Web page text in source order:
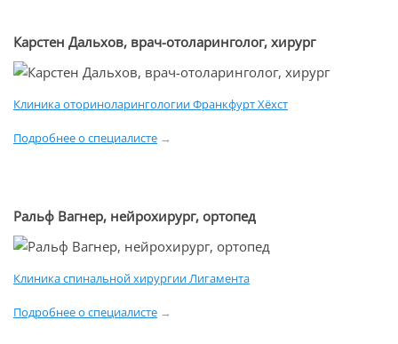
Карстен Дальхов, врач-отоларинголог, хирург
Клиника оториноларингологии Франкфурт Хёхст
Подробнее о специалисте →
Ральф Вагнер, нейрохирург, ортопед
Клиника спинальной хирургии Лигамента
Подробнее о специалисте →